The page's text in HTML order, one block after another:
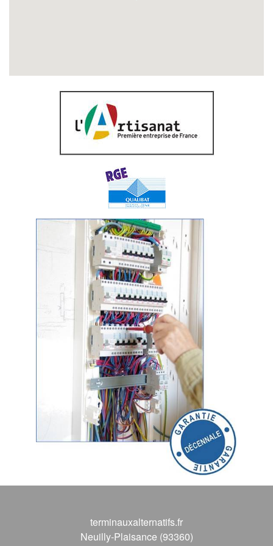
terminauxalternatifs.fr
Neuilly-Plaisance (93360)